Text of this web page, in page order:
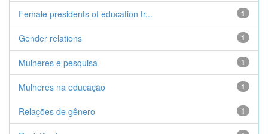
1
Female presidents of education tr...
1
Gender relations
1
Mulheres e pesquisa
1
Mulheres na educação
1
Relações de gênero